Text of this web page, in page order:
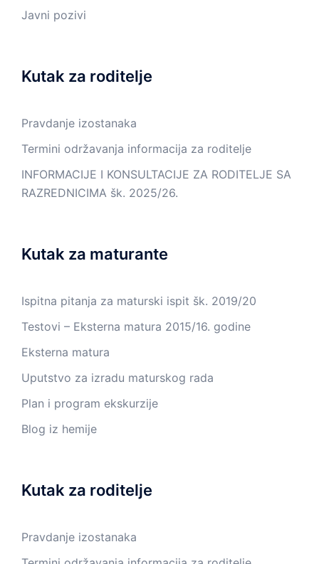
Javni pozivi
Kutak za roditelje
Pravdanje izostanaka
Termini održavanja informacija za roditelje
INFORMACIJE I KONSULTACIJE ZA RODITELJE SA
RAZREDNICIMA šk. 2025/26.
Kutak za maturante
Ispitna pitanja za maturski ispit šk. 2019/20
Testovi – Eksterna matura 2015/16. godine
Eksterna matura
Uputstvo za izradu maturskog rada
Plan i program ekskurzije
Blog iz hemije
Kutak za roditelje
Pravdanje izostanaka